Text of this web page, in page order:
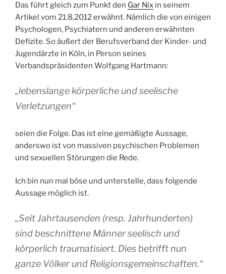
Das führt gleich zum Punkt den Gar Nix in seinem
Artikel vom 21.8.2012 erwähnt. Nämlich die von einigen
Psychologen, Psychiatern und anderen erwähnten
Defizite. So äußert der Berufsverband der Kinder- und
Jugendärzte in Köln, in Person seines
Verbandspräsidenten Wolfgang Hartmann:
„lebenslange körperliche und seelische
Verletzungen“
seien die Folge. Das ist eine gemäßigte Aussage,
anderswo ist von massiven psychischen Problemen
und sexuellen Störungen die Rede.
Ich bin nun mal böse und unterstelle, dass folgende
Aussage möglich ist.
„Seit Jahrtausenden (resp. Jahrhunderten)
sind beschnittene Männer seelisch und
körperlich traumatisiert. Dies betrifft nun
ganze Völker und Religionsgemeinschaften.“